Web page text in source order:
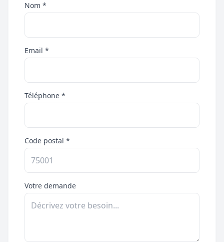
Nom *
Email *
Téléphone *
Code postal *
Votre demande